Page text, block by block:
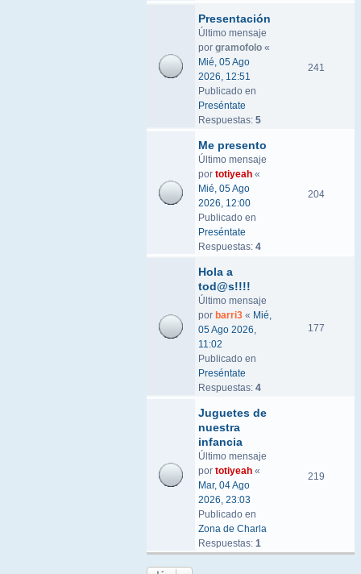
Presentación
Último mensaje
por gramofolo «
Mié, 05 Ago
2026, 12:51
Publicado en
Preséntate
Respuestas: 5
241
Me presento
Último mensaje
por totiyeah «
Mié, 05 Ago
2026, 12:00
Publicado en
Preséntate
Respuestas: 4
204
Hola a
tod@s!!!!
Último mensaje
por barri3 « Mié,
05 Ago 2026,
11:02
Publicado en
Preséntate
Respuestas: 4
177
Juguetes de
nuestra
infancia
Último mensaje
por totiyeah «
Mar, 04 Ago
2026, 23:03
Publicado en
Zona de Charla
Respuestas: 1
219